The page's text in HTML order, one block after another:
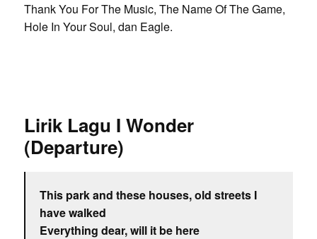
Thank You For The Music, The Name Of The Game,
Hole In Your Soul, dan Eagle.
Lirik Lagu I Wonder
(Departure)
This park and these houses, old streets I
have walked
Everything dear, will it be here